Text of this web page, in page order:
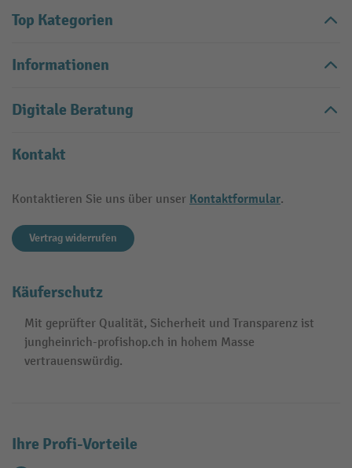
Top Kategorien
Informationen
Digitale Beratung
Kontakt
Kontaktieren Sie uns über unser Kontaktformular.
Vertrag widerrufen
Käuferschutz
Mit geprüfter Qualität, Sicherheit und Transparenz ist
jungheinrich-profishop.ch in hohem Masse
vertrauenswürdig.
Ihre Profi-Vorteile